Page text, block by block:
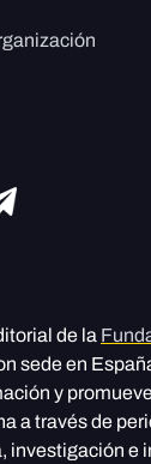
de la
sede en
y
a través de
investigación e